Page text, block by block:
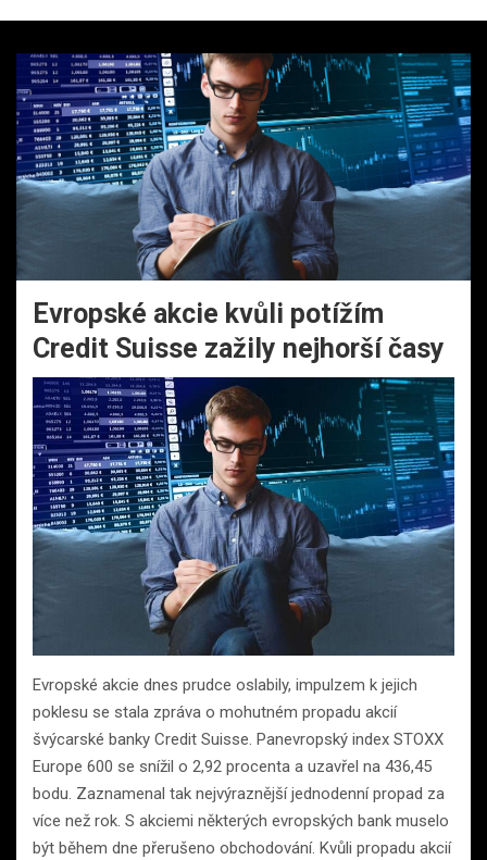
Evropské akcie kvůli potížím
Credit Suisse zažily nejhorší časy
Evropské akcie dnes prudce oslabily, impulzem k jejich
poklesu se stala zpráva o mohutném propadu akcií
švýcarské banky Credit Suisse. Panevropský index STOXX
Europe 600 se snížil o 2,92 procenta a uzavřel na 436,45
bodu. Zaznamenal tak nejvýraznější jednodenní propad za
více než rok. S akciemi některých evropských bank muselo
být během dne přerušeno obchodování. Kvůli propadu akcií